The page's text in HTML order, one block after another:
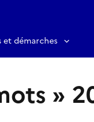
et démarches
»